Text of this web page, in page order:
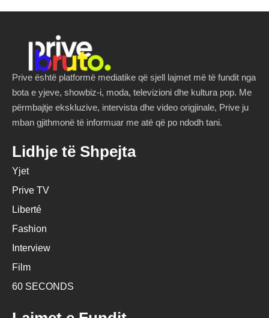
Prive është platformë mediatike që sjell lajmet më të fundit nga
bota e yjeve, showbiz-i, moda, televizioni dhe kultura pop. Me
përmbajtje ekskluzive, intervista dhe video origjinale, Prive ju
mban gjithmonë të informuar me atë që po ndodh tani.
Lidhje të Shpejta
Yjet
Prive TV
Liberté
Fashion
Interview
Film
60 SECONDS